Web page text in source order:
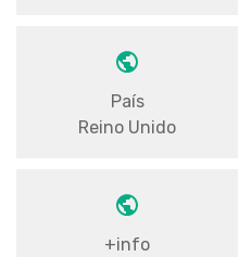
País
Reino Unido
+info